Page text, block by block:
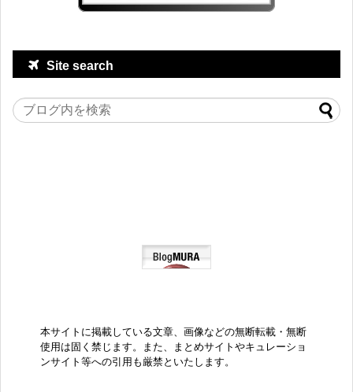
Site search
本サイトに掲載している文章、画像などの無断転載・無断
使用は固く禁じます。また、まとめサイトやキュレーショ
ンサイト等への引用も厳禁といたします。